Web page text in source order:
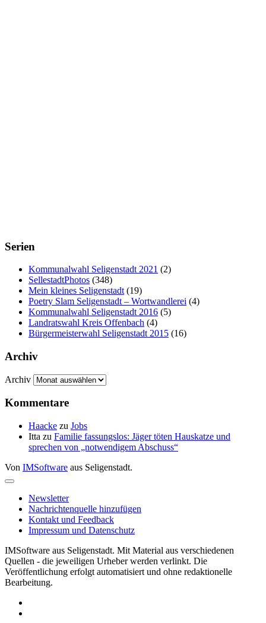
Serien
Kommunalwahl Seligenstadt 2021 (2)
SellestadtPhotos (348)
Mein kleines Seligenstadt (19)
Poetry Slam Seligenstadt – Wortwandlerei (4)
Kommunalwahl Seligenstadt 2016 (5)
Landratswahl Kreis Offenbach (4)
Bürgermeisterwahl Seligenstadt 2015 (16)
Archiv
Archiv
Kommentare
Haacke zu Jobs
Itta zu Familie fassungslos: Jäger töten Hauskatze und
sprechen von „notwendigem Abschuss“
Von IMSoftware aus Seligenstadt.
Newsletter
Nachrichtenquelle hinzufügen
Kontakt und Feedback
Impressum und Datenschutz
IMSoftware aus Seligenstadt. Mit Material aus verschiedenen
Quellen - die jeweiligen Urheber werden verlinkt. Die
Veröffentlichung erfolgt automatisiert und ohne redaktionelle
Bearbeitung.